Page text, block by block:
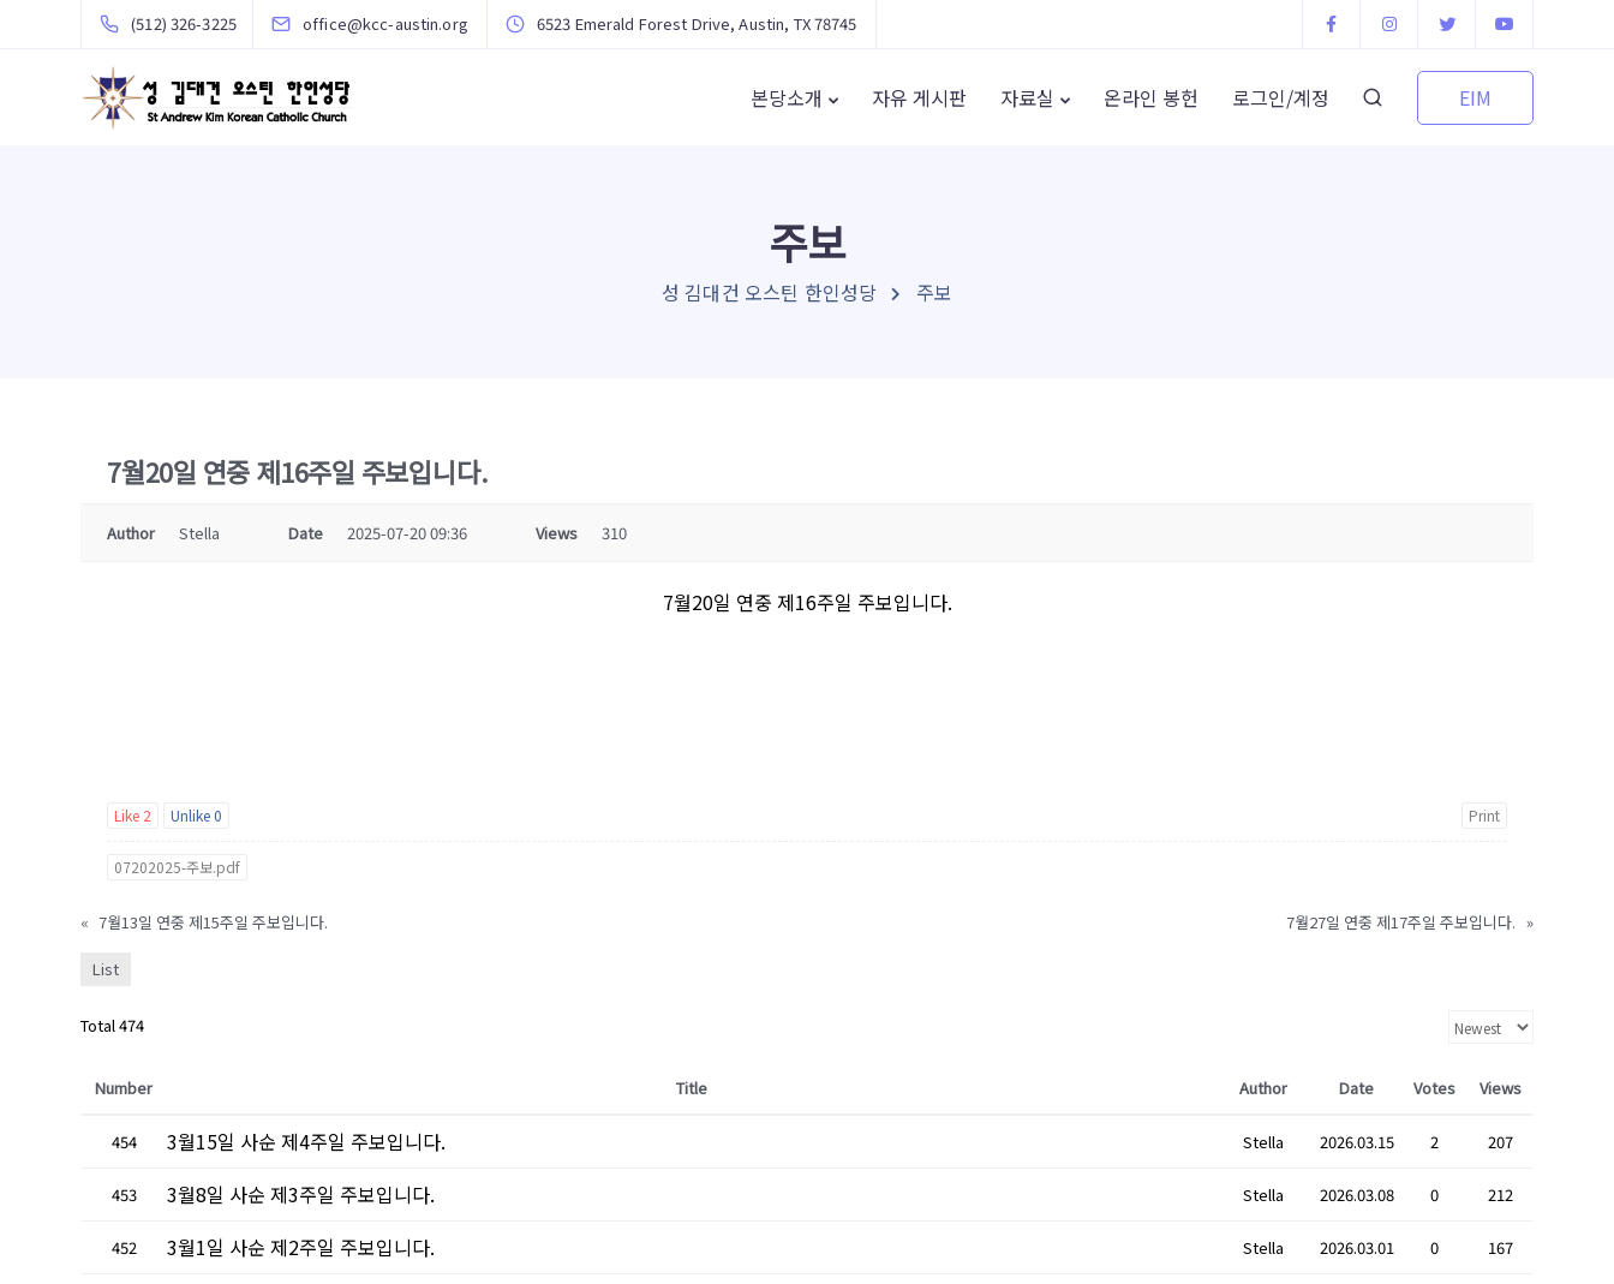
(512) 326-3225 office@kcc-austin.org 6523 Emerald Forest Drive, Austin, TX 78745
본당소개 자유 게시판 자료실 온라인 봉헌 로그인/계정 EIM
주보
성 김대건 오스틴 한인성당 주보
7월20일 연중 제16주일 주보입니다.
Author Stella Date 2025-07-20 09:36 Views 310
7월20일 연중 제16주일 주보입니다.
Like 2 Unlike0 Print
07202025-주보.pdf
« 7월13일 연중 제15주일 주보입니다. 7월27일 연중 제17주일 주보입니다. »
List
Total 474
Number Title Author Date Votes Views
454 3월15일 사순 제4주일 주보입니다. Stella 2026.03.15 2 207
453 3월8일 사순 제3주일 주보입니다. Stella 2026.03.08 0 212
452 3월1일 사순 제2주일 주보입니다. Stella 2026.03.01 0 167